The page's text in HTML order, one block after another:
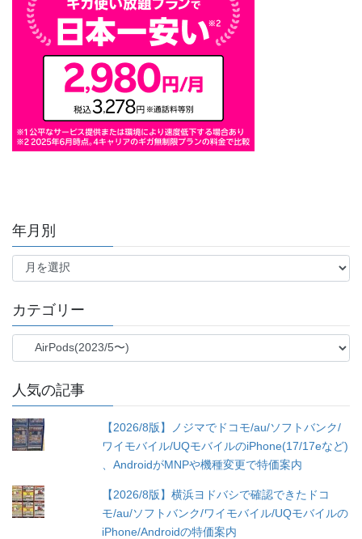
年月別
年
カテゴリー
テ
リ
ー
人気の記事
【2026/8版】ノジマでドコモ/au/ソフトバンク/
ワイモバイル/UQモバイルのiPhone(17/17eなど)
、AndroidがMNPや機種変更で特価案内
【2026/8版】横浜ヨドバシで確認できたドコ
モ/au/ソフトバンク/ワイモバイル/UQモバイルの
iPhone/Androidの特価案内